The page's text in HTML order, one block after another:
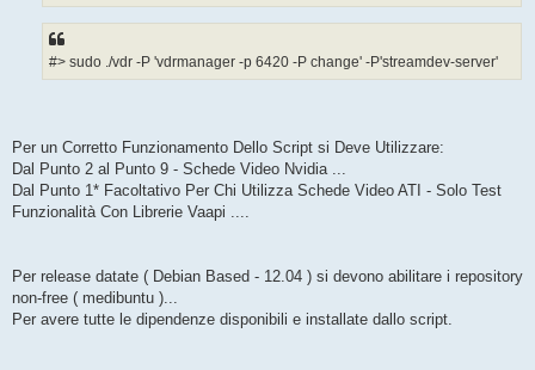
#> sudo ./vdr -P 'vdrmanager -p 6420 -P change' -P'streamdev-server'
Per un Corretto Funzionamento Dello Script si Deve Utilizzare:
Dal Punto 2 al Punto 9 - Schede Video Nvidia ...
Dal Punto 1* Facoltativo Per Chi Utilizza Schede Video ATI - Solo Test
Funzionalità Con Librerie Vaapi ....
Per release datate ( Debian Based - 12.04 ) si devono abilitare i repository
non-free ( medibuntu )...
Per avere tutte le dipendenze disponibili e installate dallo script.